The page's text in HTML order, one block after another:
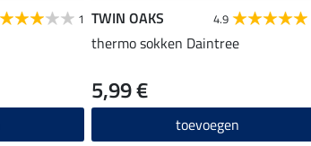
1 TWIN OAKS 4.9
thermo sokken Daintree
5,99 €
toevoegen